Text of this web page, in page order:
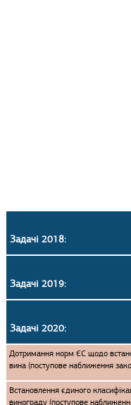
Задачі 2018:
Задачі 2019:
Задачі 2020:
Дотримання норм ЄС щодо
вина (поступове наближення
Встановлення єдиного
винограду (поступове